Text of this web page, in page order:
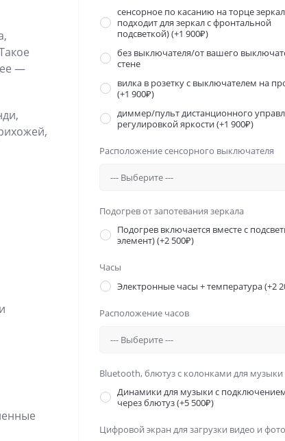
—
сенсорное по касанию на торце
подходит для зеркал с фронтальной
подсветкой)(+1 900₽)
без выключателя/от вашего
стене
вилка в розетку с выключателем на
(+1 900₽)
диммер/пульт дистанционного
регулировкой яркости(+1 900₽)
Расположение сенсорного выключателя
Подогрев от запотевания зеркала
Подогрев включается вместе с
элемент)(+2 500₽)
Часы
Электронные часы + температура(+2
Расположение часов
Bluetooth, блютуз с колонками для музыки
Динамики для музыки с
через блютуз(+5 500₽)
Цифровой экран для загрузки видео и фото